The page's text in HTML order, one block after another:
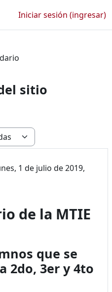
Iniciar sesión (ingresar)
sitio
1 de julio de 2019,
0
de la MTIE
que se
2do, 3er y 4to